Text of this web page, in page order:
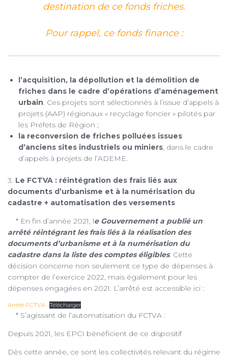
destination de ce fonds friches.
Pour rappel, ce fonds finance :
l’acquisition, la dépollution et la démolition de
friches dans le cadre d’opérations d’aménagement
urbain. Ces projets sont sélectionnés à l’issue d’appels à
projets (AAP) régionaux « recyclage foncier » pilotés par
les Préfets de Région ;
la reconversion de friches polluées issues
d’anciens sites industriels ou miniers, dans le cadre
d’appels à projets de l’ADEME.
3. Le FCTVA : réintégration des frais liés aux
documents d’urbanisme et à la numérisation du
cadastre + automatisation des versements
* En fin d’année 2021, le Gouvernement a publié un
arrêté réintégrant les frais liés à la réalisation des
documents d’urbanisme et à la numérisation du
cadastre dans la liste des comptes éligibles. Cette
décision concerne non seulement ce type de dépenses à
compter de l’exercice 2022, mais également pour les
dépenses engagées en 2021. L’arrêté est accessible ici :
Arrêté-FCTVA Télécharger
* S’agissant de l’automatisation du FCTVA :
Depuis 2021, les EPCI bénéficient de ce dispositif
Dès cette année, ce sont les collectivités relevant du régime